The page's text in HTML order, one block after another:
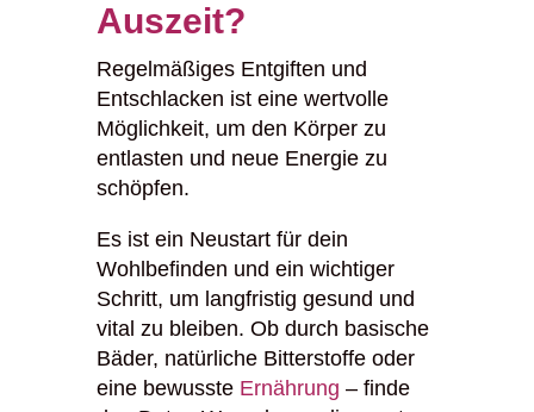
Auszeit?
Regelmäßiges Entgiften und
Entschlacken ist eine wertvolle
Möglichkeit, um den Körper zu
entlasten und neue Energie zu
schöpfen.
Es ist ein Neustart für dein
Wohlbefinden und ein wichtiger
Schritt, um langfristig gesund und
vital zu bleiben. Ob durch basische
Bäder, natürliche Bitterstoffe oder
eine bewusste Ernährung – finde